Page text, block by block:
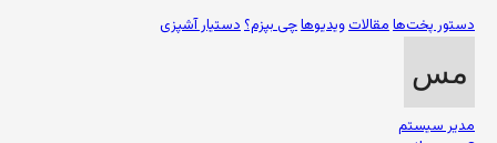
دستور پخت‌هامقالاتویدیوهاچی بپزم؟دستیار آشپزی
مدیر سیستم